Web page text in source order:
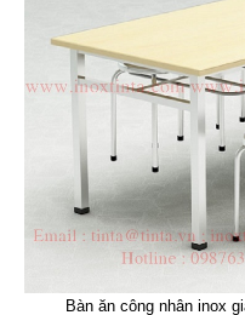
Bàn ăn công nhân inox